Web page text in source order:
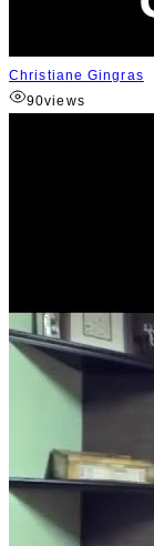
Christiane Gingras
90views